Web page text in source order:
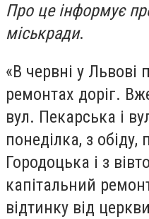
Про це інформує
міськради.
«В червні у Львові
ремонтах доріг.
вул. Пекарська і
понеділка, з обіду,
Городоцька і з
капітальний
відтинку від